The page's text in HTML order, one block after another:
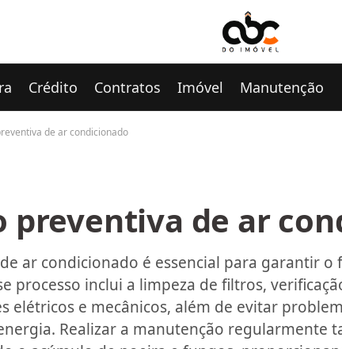
Crédito Contratos Imóvel Manutenção
de ar condicionado
preventiva de ar
ar condicionado é essencial para garantir
processo inclui a limpeza de filtros,
elétricos e mecânicos, além de evitar
Realizar a manutenção regularmente